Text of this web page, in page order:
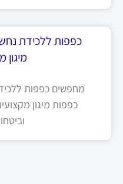
כפפות ללכידת
מיגון
מחפשים כפפות
כפפות מיגון